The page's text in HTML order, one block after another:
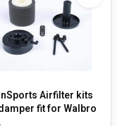
Airfilter kits
fit for Walbro